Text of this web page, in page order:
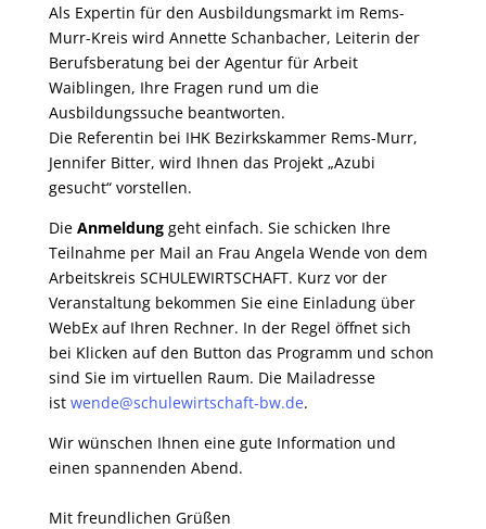
Als Expertin für den Ausbildungsmarkt im Rems-
Murr-Kreis wird Annette Schanbacher, Leiterin der
Berufsberatung bei der Agentur für Arbeit
Waiblingen, Ihre Fragen rund um die
Ausbildungssuche beantworten.
Die Referentin bei IHK Bezirkskammer Rems-Murr,
Jennifer Bitter, wird Ihnen das Projekt „Azubi
gesucht“ vorstellen.
Die Anmeldunggeht einfach. Sie schicken Ihre
Teilnahme per Mail an Frau Angela Wende von dem
Arbeitskreis SCHULEWIRTSCHAFT. Kurz vor der
Veranstaltung bekommen Sie eine Einladung über
WebEx auf Ihren Rechner. In der Regel öffnet sich
bei Klicken auf den Button das Programm und schon
sind Sie im virtuellen Raum. Die Mailadresse
ist wende@schulewirtschaft-bw.de.
Wir wünschen Ihnen eine gute Information und
einen spannenden Abend.
Mit freundlichen Grüßen